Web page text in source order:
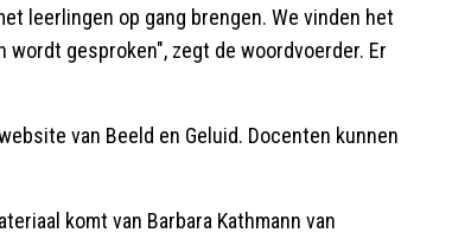
leerlingen op gang brengen. We vinden het
gesproken", zegt de woordvoerder. Er
van Beeld en Geluid. Docenten kunnen
komt van Barbara Kathmann van